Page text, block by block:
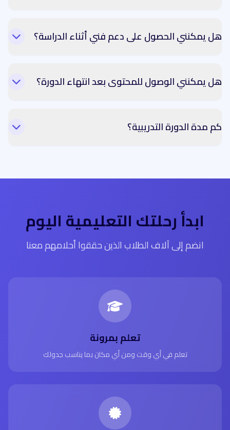
هل يمكنني الحصول على دعم فني أثناء الدراسة؟
هل يمكنني الوصول للمحتوى بعد انتهاء الدورة؟
كم مدة الدورة التدريبية؟
ابدأ رحلتك التعليمية اليوم
انضم إلى آلاف الطلاب الذين حققوا أحلامهم معنا
تعلم بمرونة
تعلم في أي وقت ومن أي مكان بما يناسب جدولك